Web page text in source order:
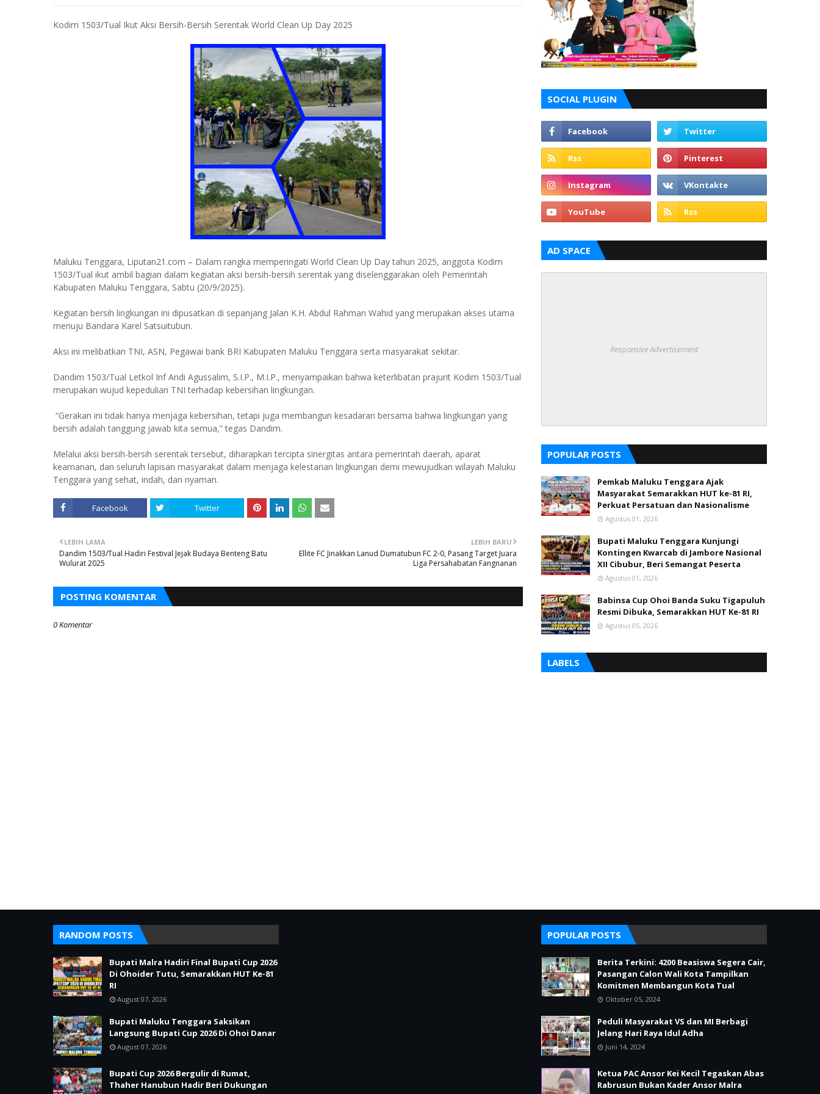
Kodim 1503/Tual Ikut Aksi Bersih-Bersih Serentak World Clean Up Day 2025
Maluku Tenggara, Liputan21.com – Dalam rangka memperingati World Clean Up Day tahun 2025, anggota Kodim
1503/Tual ikut ambil bagian dalam kegiatan aksi bersih-bersih serentak yang diselenggarakan oleh Pemerintah
Kabupaten Maluku Tenggara, Sabtu (20/9/2025).
Kegiatan bersih lingkungan ini dipusatkan di sepanjang Jalan K.H. Abdul Rahman Wahid yang merupakan akses utama
menuju Bandara Karel Satsuitubun.
Aksi ini melibatkan TNI, ASN, Pegawai bank BRI Kabupaten Maluku Tenggara serta masyarakat sekitar.
Dandim 1503/Tual Letkol Inf Andi Agussalim, S.I.P., M.I.P., menyampaikan bahwa keterlibatan prajurit Kodim 1503/Tual
merupakan wujud kepedulian TNI terhadap kebersihan lingkungan.
“Gerakan ini tidak hanya menjaga kebersihan, tetapi juga membangun kesadaran bersama bahwa lingkungan yang
bersih adalah tanggung jawab kita semua,” tegas Dandim.
Melalui aksi bersih-bersih serentak tersebut, diharapkan tercipta sinergitas antara pemerintah daerah, aparat
keamanan, dan seluruh lapisan masyarakat dalam menjaga kelestarian lingkungan demi mewujudkan wilayah Maluku
Tenggara yang sehat, indah, dan nyaman.
Facebook Twitter
LEBIH BARU
Ellite FC Jinakkan Lanud Dumatubun FC 2-0, Pasang Target Juara
Liga Persahabatan Fangnanan
LEBIH LAMA
Dandim 1503/Tual Hadiri Festival Jejak Budaya Benteng Batu
Wulurat 2025
POSTING KOMENTAR
0 Komentar
SOCIAL PLUGIN
AD SPACE
Responsive Advertisement
POPULAR POSTS
Pemkab Maluku Tenggara Ajak
Masyarakat Semarakkan HUT ke-81 RI,
Perkuat Persatuan dan Nasionalisme
Agustus 01, 2026
Bupati Maluku Tenggara Kunjungi
Kontingen Kwarcab di Jambore Nasional
XII Cibubur, Beri Semangat Peserta
Agustus 01, 2026
Babinsa Cup Ohoi Banda Suku Tigapuluh
Resmi Dibuka, Semarakkan HUT Ke-81 RI
Agustus 05, 2026
LABELS
RANDOM POSTS
Bupati Malra Hadiri Final Bupati Cup 2026
Di Ohoider Tutu, Semarakkan HUT Ke-81
RI
August 07, 2026
Bupati Maluku Tenggara Saksikan
Langsung Bupati Cup 2026 Di Ohoi Danar
August 07, 2026
Bupati Cup 2026 Bergulir di Rumat,
Thaher Hanubun Hadir Beri Dukungan
POPULAR POSTS
Berita Terkini: 4200 Beasiswa Segera Cair,
Pasangan Calon Wali Kota Tampilkan
Komitmen Membangun Kota Tual
Oktober 05, 2024
Peduli Masyarakat VS dan MI Berbagi
Jelang Hari Raya Idul Adha
Juni 14, 2024
Ketua PAC Ansor Kei Kecil Tegaskan Abas
Rabrusun Bukan Kader Ansor Malra